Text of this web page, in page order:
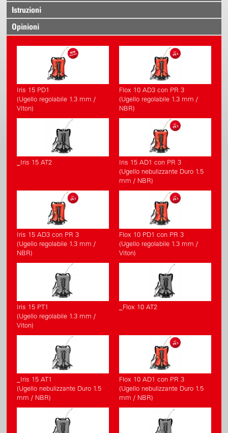
Istruzioni
Opinioni
Iris 15 PD1
(Ugello regolabile 1.3 mm /
Viton)
Flox 10 AD3 con PR 3
(Ugello regolabile 1.3 mm /
NBR)
_Iris 15 AT2
Iris 15 AD1 con PR 3
(Ugello nebulizzante Duro 1.5
mm / NBR)
Iris 15 AD3 con PR 3
(Ugello regolabile 1.3 mm /
NBR)
Flox 10 PD1 con PR 3
(Ugello regolabile 1.3 mm /
Viton)
Iris 15 PT1
(Ugello regolabile 1.3 mm /
Viton)
_Flox 10 AT2
_Iris 15 AT1
(Ugello nebulizzante Duro 1.5
mm / NBR)
Flox 10 AD1 con PR 3
(Ugello nebulizzante Duro 1.5
mm / NBR)